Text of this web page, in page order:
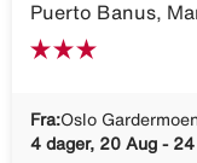
Puerto Banus,
Fra:Oslo
4 dager, 20 Aug -